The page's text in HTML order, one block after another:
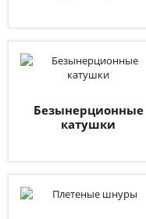
Безынерционные
катушки